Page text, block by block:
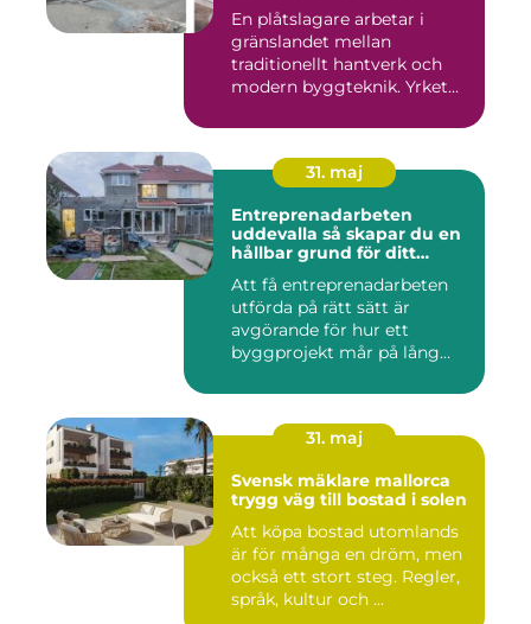
En plåtslagare arbetar i
gränslandet mellan
traditionellt hantverk och
modern byggteknik. Yrket
31. maj
Entreprenadarbeten
uddevalla så skapar du en
hållbar grund för ditt
Att få entreprenadarbeten
utförda på rätt sätt är
avgörande för hur ett
byggprojekt mår på lång
31. maj
Svensk mäklare mallorca
trygg väg till bostad i solen
Att köpa bostad utomlands
är för många en dröm, men
också ett stort steg. Regler,
språk, kultur och ...